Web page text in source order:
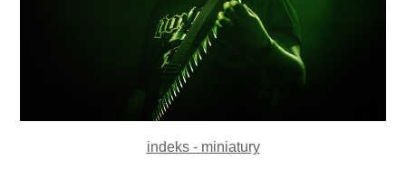
indeks - miniatury